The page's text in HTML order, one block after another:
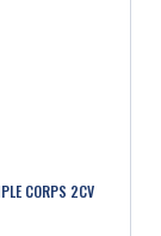
CORPS 2CV